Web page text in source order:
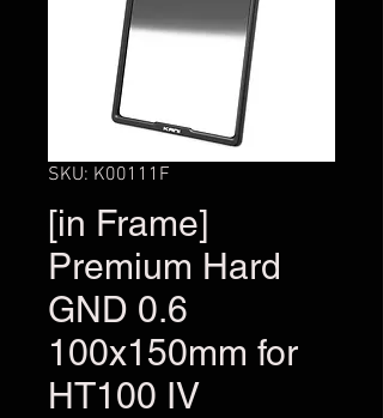
SKU: K00111F
[in Frame]
Premium Hard
GND 0.6
100x150mm for
HT100 IV